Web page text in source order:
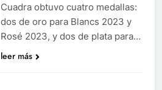
Cuadra obtuvo cuatro medallas:
dos de oro para Blancs 2023 y
Rosé 2023, y dos de plata para…
leer más